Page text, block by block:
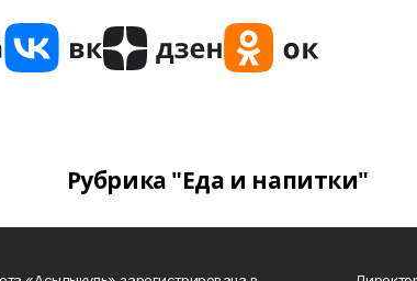
Рубрика "Еда и напитки"